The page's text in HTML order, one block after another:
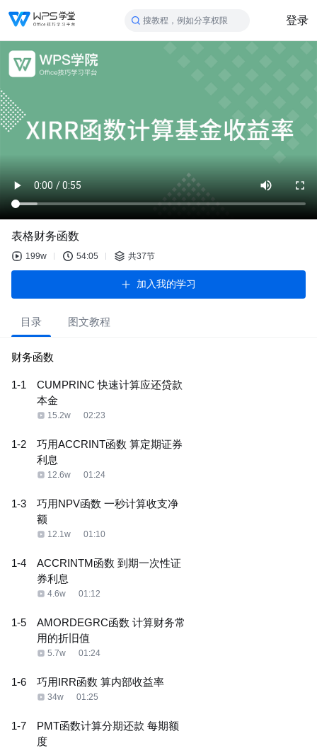
搜教程，例如分享权限 登录
表格财务函数
199w 54:05 共37节
加入我的学习
目录 图文教程
财务函数
1-1
CUMPRINC 快速计算应还贷款
本金
15.2w 02:23
1-2
巧用ACCRINT函数 算定期证券
利息
12.6w 01:24
1-3
巧用NPV函数 一秒计算收支净
额
12.1w 01:10
1-4
ACCRINTM函数 到期一次性证
券利息
4.6w 01:12
1-5
AMORDEGRC函数 计算财务常
用的折旧值
5.7w 01:24
1-6 巧用IRR函数 算内部收益率
34w 01:25
1-7
PMT函数计算分期还款 每期额
度